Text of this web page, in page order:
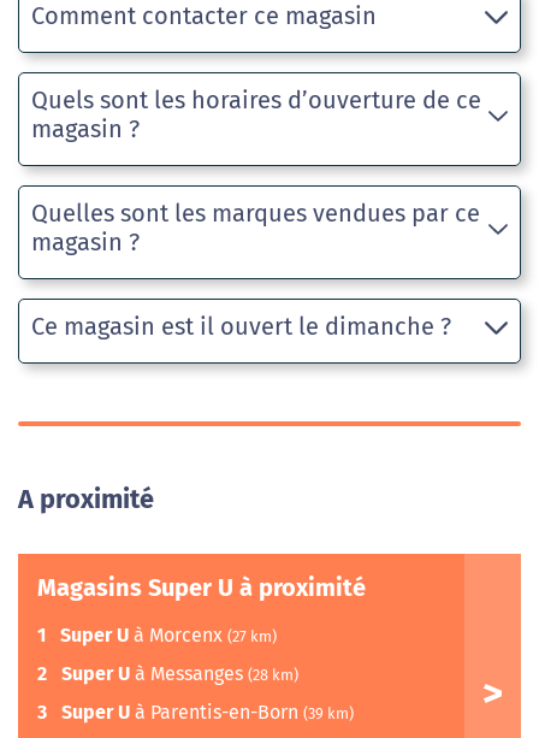
Comment contacter ce magasin
Quels sont les horaires d’ouverture de ce
magasin ?
Quelles sont les marques vendues par ce
magasin ?
Ce magasin est il ouvert le dimanche ?
A proximité
Magasins Super U à proximité
1 Super U à Morcenx (27 km)
2 Super U à Messanges (28 km)
3 Super U à Parentis-en-Born (39 km)